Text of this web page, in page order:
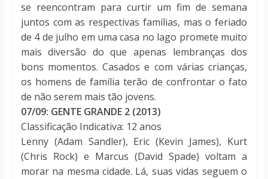
se reencontram para curtir um fim de semana
juntos com as respectivas famílias, mas o feriado
de 4 de julho em uma casa no lago promete muito
mais diversão do que apenas lembranças dos
bons momentos. Casados e com várias crianças,
os homens de família terão de confrontar o fato
de não serem mais tão jovens.
07/09: GENTE GRANDE 2 (2013)
Classificação Indicativa: 12 anos
Lenny (Adam Sandler), Eric (Kevin James), Kurt
(Chris Rock) e Marcus (David Spade) voltam a
morar na mesma cidade. Lá, suas vidas seguem o